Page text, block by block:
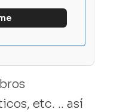
etc. .. así